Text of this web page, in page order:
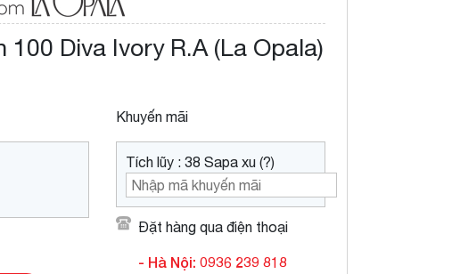
Diva Ivory R.A (La Opala)
Khuyến mãi
Tích lũy : 38 Sapa xu (?)
Đặt hàng qua điện thoại
- Hà Nội: 0936 239 818